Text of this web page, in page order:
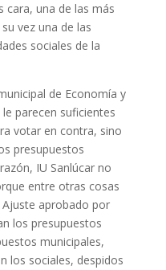
cara, una de las más
vez una de las
sociales de la
de Economía y
parecen suficientes
votar en contra, sino
presupuestos
IU Sanlúcar no
entre otras cosas
aprobado por
los presupuestos
municipales,
los sociales, despidos